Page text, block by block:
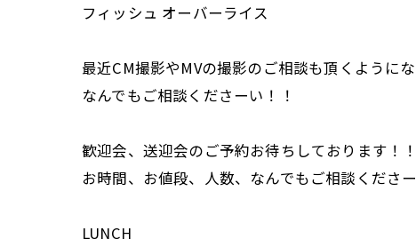
フィッシュ オーバーライス
最近CM撮影やMVの撮影のご相談も頂くように
なんでもご相談くださーい！！
歓迎会、送迎会のご予約お待ちしております！！
お時間、お値段、人数、なんでもご相談くださ
LUNCH